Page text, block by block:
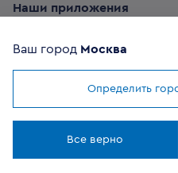
Мы
Наши приложения
Ваш город Москва
Определить
Все верно